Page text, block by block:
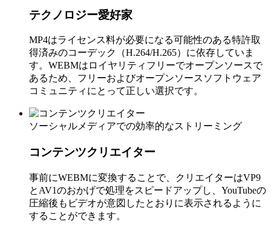
テクノロジー愛好家
MP4はライセンス料が必要になる可能性のある特許取
得済みのコーデック（H.264/H.265）に依存していま
す。WEBMはロイヤリティフリーでオープンソースで
あるため、フリーおよびオープンソースソフトウェア
コミュニティにとって正しい選択です。
ソーシャルメディアでの効率的なストリーミング
コンテンツクリエイター
事前にWEBMに変換することで、クリエイターはVP9
とAV1のおかげで処理をスピードアップし、YouTubeの
圧縮後もビデオが意図したとおりに表示されるように
することができます。